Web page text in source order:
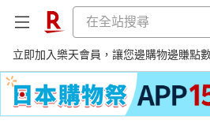
立即加入樂天會員，讓您邊購物邊賺點數